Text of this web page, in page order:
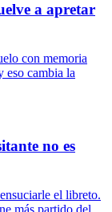
a apretar
con memoria
eso cambia la
no es
el libreto.
más partido del